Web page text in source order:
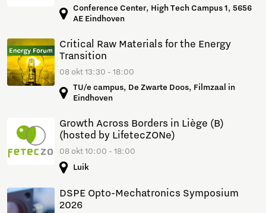
Conference Center, High Tech Campus 1, 5656
AE Eindhoven
Critical Raw Materials for the Energy
Transition
08 okt 13:30 - 18:00
TU/e campus, De Zwarte Doos, Filmzaal in
Eindhoven
Growth Across Borders in Liège (B)
(hosted by LifetecZONe)
08 okt 10:00 - 18:00
Luik
DSPE Opto-Mechatronics Symposium
2026